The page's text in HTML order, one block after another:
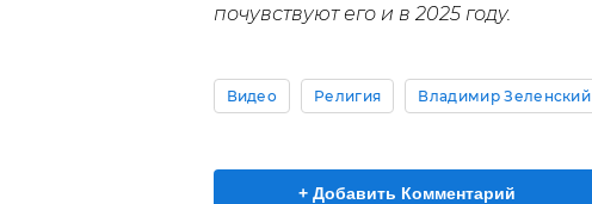
почувствуют его и в 2025 году.
Видео Религия Владимир Зеленский
+ Добавить Комментарий